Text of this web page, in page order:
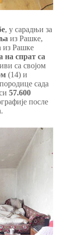
, у сарадњи за
из Рашке,
из Рашке
на спрат са
са својом
(14) и
сада
57.600
после